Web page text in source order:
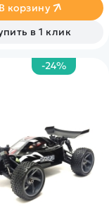
В корзину
в 1 клик
-24%